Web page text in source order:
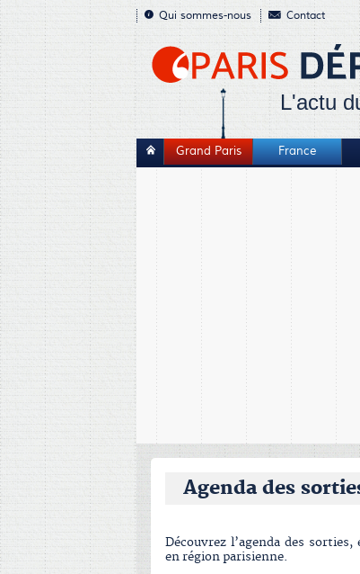
Qui sommes-nous Contact
L'actu
Grand Paris France
Agenda des
Découvrez l’agenda des
en région parisienne.